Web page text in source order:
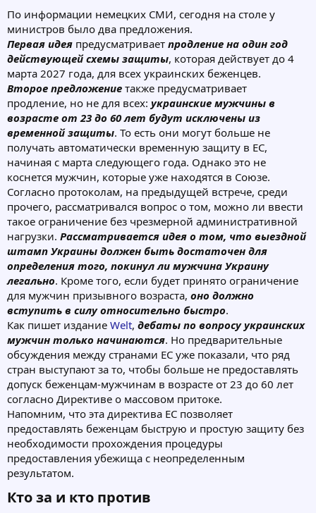
По информации немецких СМИ, сегодня на столе у
министров было два предложения.
Первая идея предусматривает продление на один год
действующей схемы защиты, которая действует до 4
марта 2027 года, для всех украинских беженцев.
Второе предложение также предусматривает
продление, но не для всех: украинские мужчины в
возрасте от 23 до 60 лет будут исключены из
временной защиты. То есть они могут больше не
получать автоматически временную защиту в ЕС,
начиная с марта следующего года. Однако это не
коснется мужчин, которые уже находятся в Союзе.
Согласно протоколам, на предыдущей встрече, среди
прочего, рассматривался вопрос о том, можно ли ввести
такое ограничение без чрезмерной административной
нагрузки. Рассматривается идея о том, что выездной
штамп Украины должен быть достаточен для
определения того, покинул ли мужчина Украину
легально. Кроме того, если будет принято ограничение
для мужчин призывного возраста, оно должно
вступить в силу относительно быстро.
Как пишет издание Welt, дебаты по вопросу украинских
мужчин только начинаются. Но предварительные
обсуждения между странами ЕС уже показали, что ряд
стран выступают за то, чтобы больше не предоставлять
допуск беженцам-мужчинам в возрасте от 23 до 60 лет
согласно Директиве о массовом притоке.
Напомним, что эта директива ЕС позволяет
предоставлять беженцам быструю и простую защиту без
необходимости прохождения процедуры
предоставления убежища с неопределенным
результатом.
Кто за и кто против